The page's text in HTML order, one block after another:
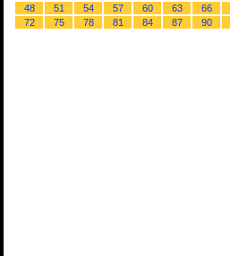
48
51 54 57 60 63 66
72
75 78 81 84 87 90